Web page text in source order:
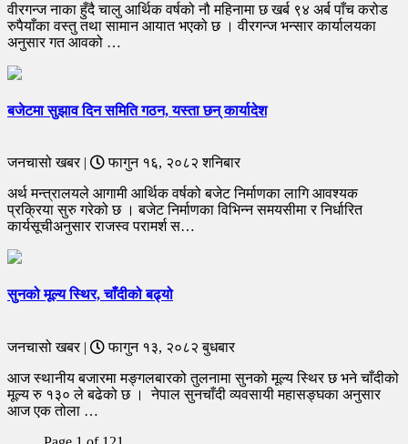
वीरगन्ज नाका हुँदै चालु आर्थिक वर्षको नौ महिनामा छ खर्ब ९४ अर्ब पाँच करोड
रुपैयाँका वस्तु तथा सामान आयात भएको छ । वीरगन्ज भन्सार कार्यालयका
अनुसार गत आवको …
बजेटमा सुझाव दिन समिति गठन, यस्ता छन् कार्यादेश
जनचासो खबर |
फागुन १६, २०८२ शनिबार
अर्थ मन्त्रालयले आगामी आर्थिक वर्षको बजेट निर्माणका लागि आवश्यक
प्रक्रिया सुरु गरेको छ । बजेट निर्माणका विभिन्न समयसीमा र निर्धारित
कार्यसूचीअनुसार राजस्व परामर्श स…
सुनको मूल्य स्थिर, चाँदीको बढ्यो
जनचासो खबर |
फागुन १३, २०८२ बुधबार
आज स्थानीय बजारमा मङ्गलबारको तुलनामा सुनको मूल्य स्थिर छ भने चाँदीको
मूल्य रु १३० ले बढेको छ । नेपाल सुनचाँदी व्यवसायी महासङ्घका अनुसार
आज एक तोला …